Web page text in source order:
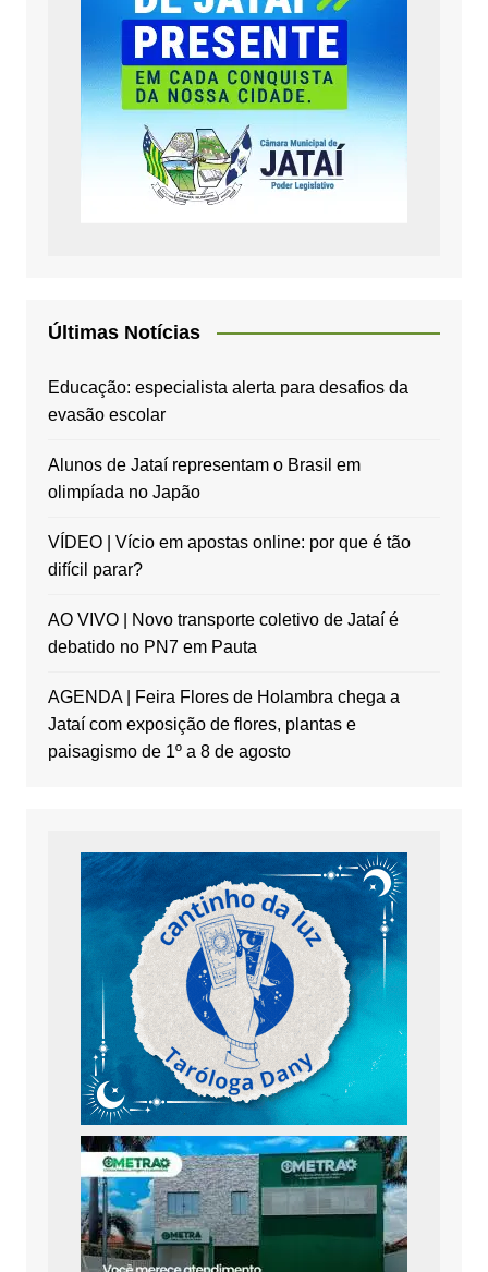
Últimas Notícias
Educação: especialista alerta para desafios da
evasão escolar
Alunos de Jataí representam o Brasil em
olimpíada no Japão
VÍDEO | Vício em apostas online: por que é tão
difícil parar?
AO VIVO | Novo transporte coletivo de Jataí é
debatido no PN7 em Pauta
AGENDA | Feira Flores de Holambra chega a
Jataí com exposição de flores, plantas e
paisagismo de 1º a 8 de agosto